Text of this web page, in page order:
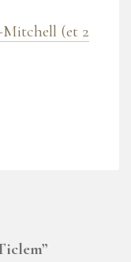
Mitchell (et 2
”